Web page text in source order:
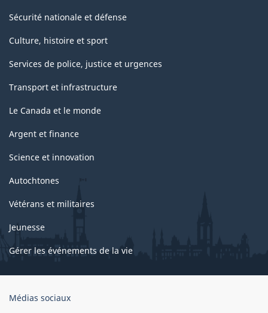
Sécurité nationale et défense
Culture, histoire et sport
Services de police, justice et urgences
Transport et infrastructure
Le Canada et le monde
Argent et finance
Science et innovation
Autochtones
Vétérans et militaires
Jeunesse
Gérer les événements de la vie
Organisation
Médias sociaux